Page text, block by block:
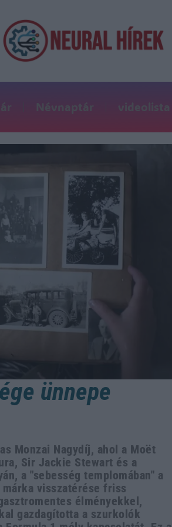
Névnaptár videolista
ünnepe
Monzai Nagydíj, ahol a Moët
Sir Jackie Stewart és a
a "sebesség templomában" a
visszatérése friss
élményekkel,
gazdagította a szurkolók